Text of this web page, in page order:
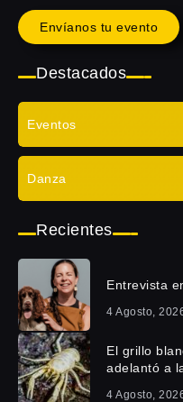
Envíanos tu evento
Destacados
Eventos
Danza
Recientes
Entrevista
4 Agosto,
El grillo
adelantó a
4 Agosto,